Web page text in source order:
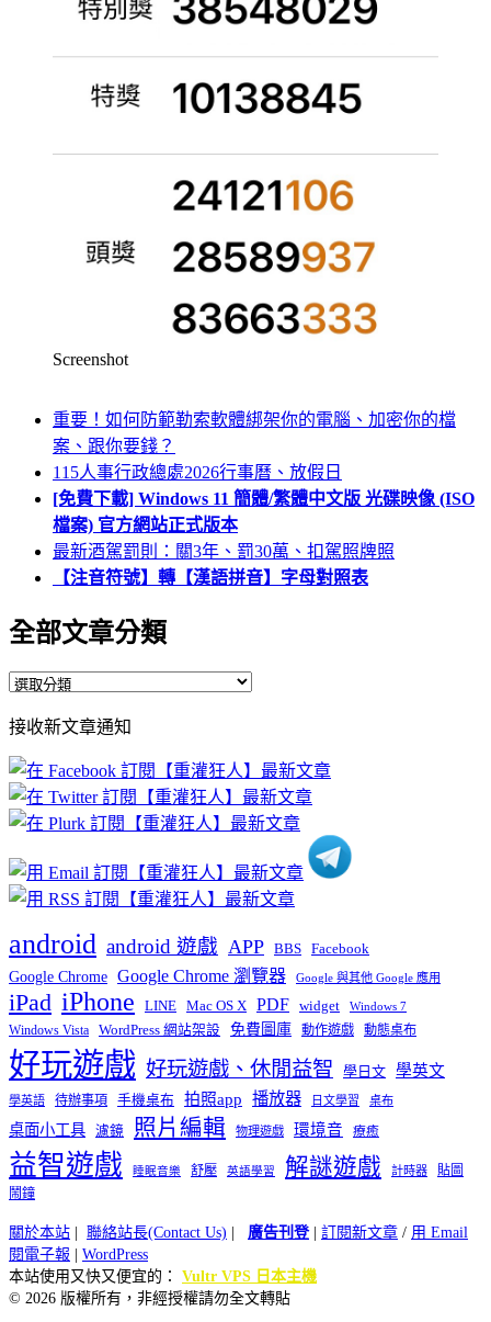
Screenshot
重要！如何防範勒索軟體綁架你的電腦、加密你的檔
案、跟你要錢？
115人事行政總處2026行事曆、放假日
[免費下載] Windows 11 簡體/繁體中文版 光碟映像 (ISO
檔案) 官方網站正式版本
最新酒駕罰則：關3年、罰30萬、扣駕照牌照
【注音符號】轉【漢語拼音】字母對照表
全部文章分類
全
文
章
分
類
接收新文章通知
android android 遊戲 APP BBS Facebook
Google Chrome Google Chrome 瀏覽器 Google 與其他 Google 應用
iPad iPhone LINE Mac OS X PDF widget Windows 7
Windows Vista WordPress 網站架設 免費圖庫 動作遊戲 動態桌布
好玩遊戲 好玩遊戲、休閒益智 學日文 學英文
學英語 待辦事項 手機桌布 拍照app 播放器 日文學習 桌布
桌面小工具 濾鏡 照片編輯 物理遊戲 環境音 療癒
益智遊戲 睡眠音樂 舒壓 英語學習 解謎遊戲 計時器
貼圖
鬧鐘
關於本站 聯絡站長(Contact Us) 廣告刊登| 訂閱新文章 / 用 Email
閱電子報
WordPress
本站使用又快又便宜的： Vultr VPS 日本主機
© 2026 版權所有，非經授權請勿全文轉貼